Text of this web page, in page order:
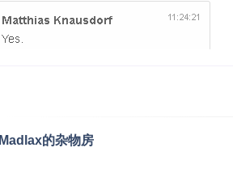
Madlax的杂物房